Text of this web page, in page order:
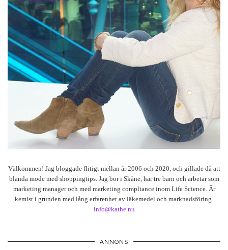
Välkommen! Jag bloggade flitigt mellan år 2006 och 2020, och gillade då att
blanda mode med shoppingtips. Jag bor i Skåne, har tre barn och arbetar som
marketing manager och med marketing compliance inom Life Science. Är
kemist i grunden med lång erfarenhet av läkemedel och marknadsföring.
info@kathe.nu
ANNONS